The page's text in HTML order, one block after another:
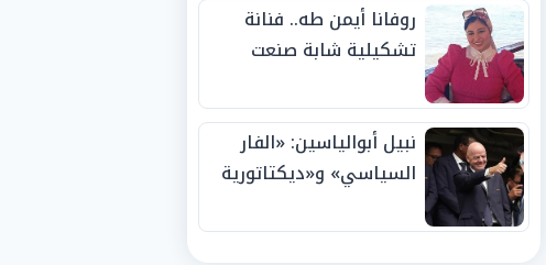
روفانا أيمن طه.. فنانة
تشكيلية شابة صنعت
الجوائز منذ الصغر
نبيل أبوالياسين: «الفار
السياسي» و«ديكتاتورية
الفيفا».. وإقالة